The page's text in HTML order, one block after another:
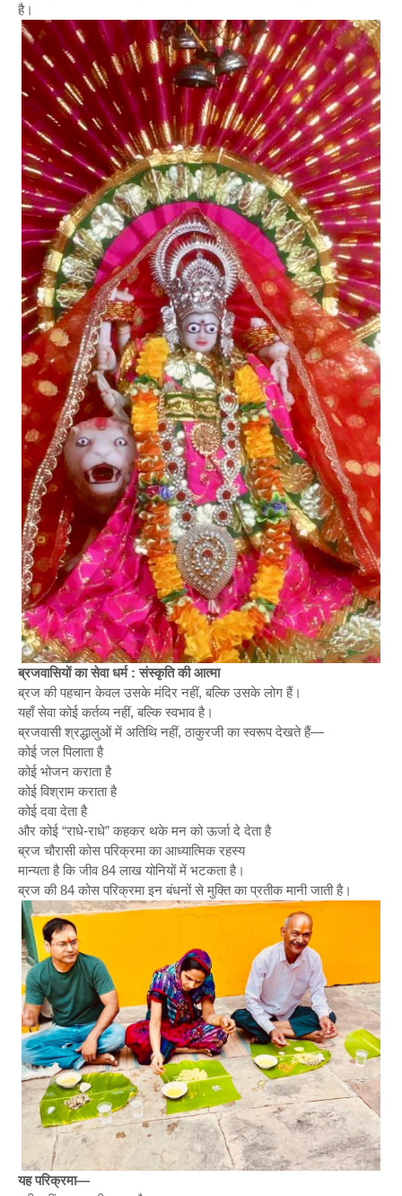
है।
ब्रजवासियों का सेवा धर्म : संस्कृति की आत्मा
ब्रज की पहचान केवल उसके मंदिर नहीं, बल्कि उसके लोग हैं।
यहाँ सेवा कोई कर्तव्य नहीं, बल्कि स्वभाव है।
ब्रजवासी श्रद्धालुओं में अतिथि नहीं, ठाकुरजी का स्वरूप देखते हैं—
कोई जल पिलाता है
कोई भोजन कराता है
कोई विश्राम कराता है
कोई दवा देता है
और कोई “राधे-राधे” कहकर थके मन को ऊर्जा दे देता है
ब्रज चौरासी कोस परिक्रमा का आध्यात्मिक रहस्य
मान्यता है कि जीव 84 लाख योनियों में भटकता है।
ब्रज की 84 कोस परिक्रमा इन बंधनों से मुक्ति का प्रतीक मानी जाती है।
यह परिक्रमा—